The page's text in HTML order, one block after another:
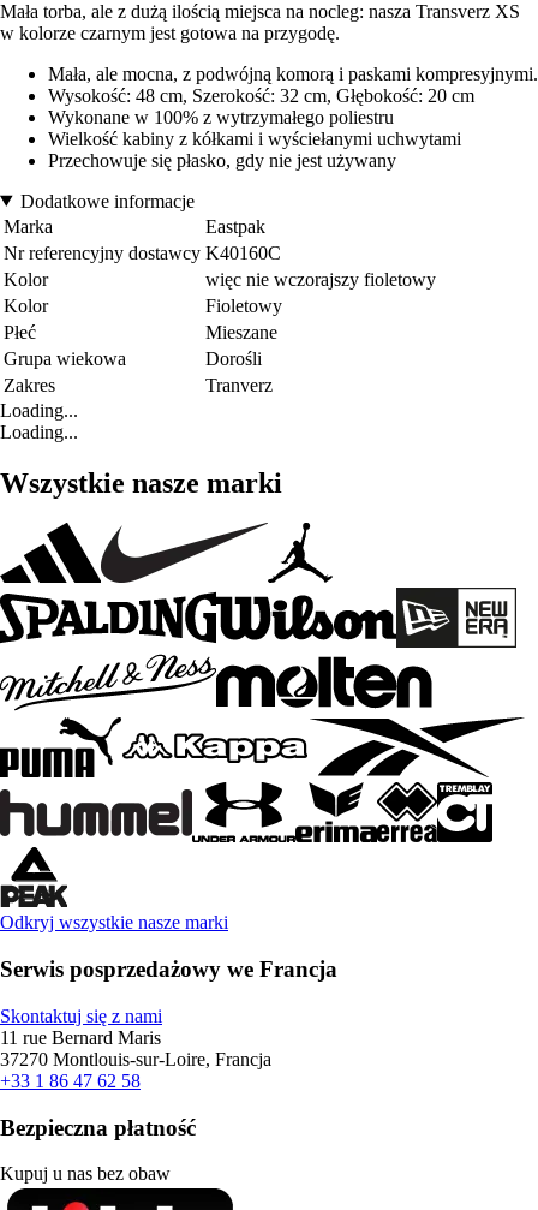
Mała torba, ale z dużą ilością miejsca na nocleg: nasza Transverz XS
w kolorze czarnym jest gotowa na przygodę.
Mała, ale mocna, z podwójną komorą i paskami kompresyjnymi.
Wysokość: 48 cm, Szerokość: 32 cm, Głębokość: 20 cm
Wykonane w 100% z wytrzymałego poliestru
Wielkość kabiny z kółkami i wyściełanymi uchwytami
Przechowuje się płasko, gdy nie jest używany
Dodatkowe informacje
Marka
Eastpak
Nr referencyjny dostawcy K40160C
Kolor
więc nie wczorajszy fioletowy
Kolor
Fioletowy
Płeć
Mieszane
Grupa wiekowa
Dorośli
Zakres
Tranverz
Loading...
Loading...
Wszystkie nasze marki
Odkryj wszystkie nasze marki
Serwis posprzedażowy we Francja
Skontaktuj się z nami
11 rue Bernard Maris
37270 Montlouis-sur-Loire, Francja
+33 1 86 47 62 58
Bezpieczna płatność
Kupuj u nas bez obaw